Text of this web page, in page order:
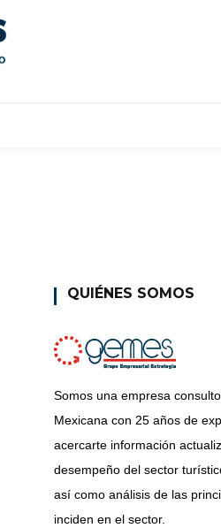
QUIÉNES SOMOS
Somos una empresa
Mexicana con 25 años de
acercarte información
desempeño del sector
así como análisis de las
inciden en el sector.